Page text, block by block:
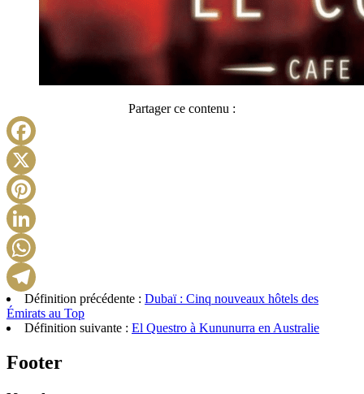
Partager ce contenu :
Telegram
Définition précédente : Dubaï : Cinq nouveaux hôtels des
Émirats au Top
Définition suivante : El Questro à Kununurra en Australie
Footer